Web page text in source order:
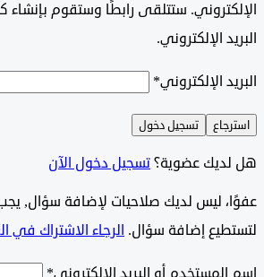
ستتلقى رابطًا وستقوم بإنشاء كلمة
الإلكتروني.
الإلكتروني*
تسجيل دخول
عضوية؟تسجيل دخول الآن
ليس لديك صلاحيات لإضافة سؤال, يجب
إضافة سؤال.الرجاء الاشتراك في